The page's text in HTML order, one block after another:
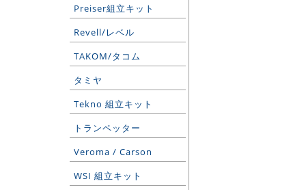
Preiser組立キット
Revell/レベル
TAKOM/タコム
タミヤ
Tekno 組立キット
トランペッター
Veroma / Carson
WSI 組立キット